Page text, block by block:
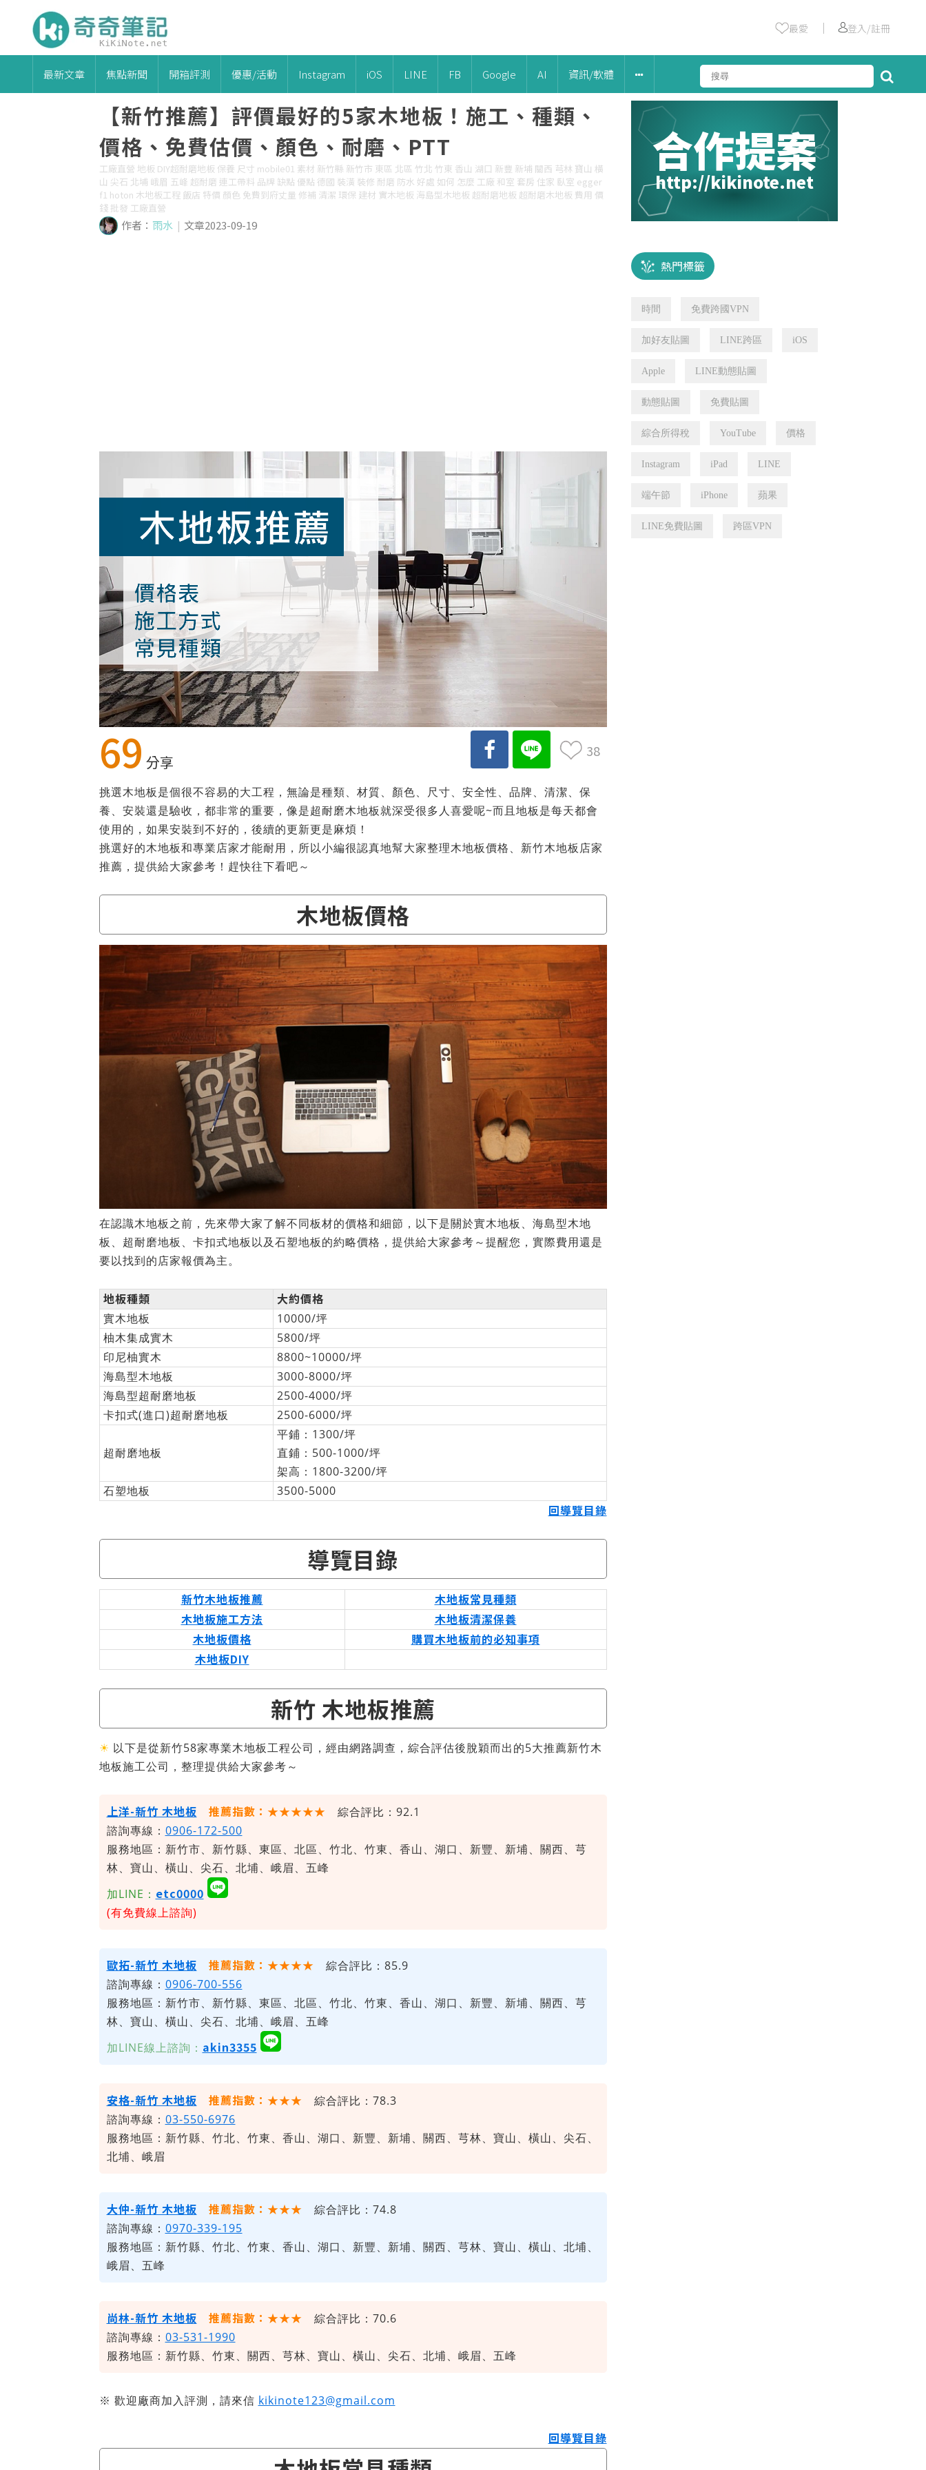
最愛 ｜ 登入/註冊
最新文章 焦點新聞 開箱評測 優惠/活動 Instagram iOS LINE FB Google AI 資訊/軟體
合作提案
http://kikinote.net
熱門標籤
時間 免費跨國VPN
加好友貼圖 LINE跨區 iOS
Apple LINE動態貼圖
動態貼圖 免費貼圖
綜合所得稅 YouTube 價格
Instagram iPad LINE
端午節 iPhone 蘋果
LINE免費貼圖 跨區VPN
【新竹推薦】評價最好的5家木地板！施工、種類、
價格、免費估價、顏色、耐磨、PTT
工廠直營 地板 DIY超耐磨地板 保養 尺寸 mobile01 素材 新竹縣 新竹市 東區 北區 竹北 竹東 香山 湖口 新豐 新埔 關西 芎林 寶山 橫
山 尖石 北埔 峨眉 五峰 超耐磨 連工帶料 品牌 缺點 優點 德國 裝潢 裝修 耐磨 防水 好處 如何 怎麼 工廠 和室 套房 住家 臥室 egger
f1 hoton 木地板工程 飯店 特價 顏色 免費到府丈量 修補 清潔 環保 建材 實木地板 海島型木地板 超耐磨地板 超耐磨木地板 費用 價
錢 批發 工廠直營
作者： 雨水 | 文章2023-09-19
69 分享
38
挑選木地板是個很不容易的大工程，無論是種類、材質、顏色、尺寸、安全性、品牌、清潔、保
養、安裝還是驗收，都非常的重要，像是超耐磨木地板就深受很多人喜愛呢~而且地板是每天都會
使用的，如果安裝到不好的，後續的更新更是麻煩！
挑選好的木地板和專業店家才能耐用，所以小編很認真地幫大家整理木地板價格、新竹木地板店家
推薦，提供給大家參考！趕快往下看吧～
木地板價格
在認識木地板之前，先來帶大家了解不同板材的價格和細節，以下是關於實木地板、海島型木地
板、超耐磨地板、卡扣式地板以及石塑地板的約略價格，提供給大家參考～提醒您，實際費用還是
要以找到的店家報價為主。
地板種類 大約價格
實木地板
10000/坪
柚木集成實木
5800/坪
印尼柚實木
8800~10000/坪
海島型木地板
3000-8000/坪
海島型超耐磨地板
2500-4000/坪
卡扣式(進口)超耐磨地板
2500-6000/坪
超耐磨地板
平鋪：1300/坪
直鋪：500-1000/坪
架高：1800-3200/坪
石塑地板
3500-5000
回導覽目錄
導覽目錄
新竹木地板推薦
木地板常見種類
木地板施工方法
木地板清潔保養
木地板價格
購買木地板前的必知事項
木地板DIY
新竹 木地板推薦
☀ 以下是從新竹58家專業木地板工程公司，經由網路調查，綜合評估後脫穎而出的5大推薦新竹木
地板施工公司，整理提供給大家參考～
上洋-新竹 木地板 推薦指數：★★★★★ 綜合評比：92.1
諮詢專線： 0906-172-500
服務地區：新竹市、新竹縣、東區、北區、竹北、竹東、香山、湖口、新豐、新埔、關西、芎
林、寶山、橫山、尖石、北埔、峨眉、五峰
加LINE： etc0000
(有免費線上諮詢)
歐拓-新竹 木地板 推薦指數：★★★★ 綜合評比：85.9
諮詢專線： 0906-700-556
服務地區：新竹市、新竹縣、東區、北區、竹北、竹東、香山、湖口、新豐、新埔、關西、芎
林、寶山、橫山、尖石、北埔、峨眉、五峰
加LINE線上諮詢： akin3355
安格-新竹 木地板 推薦指數：★★★ 綜合評比：78.3
諮詢專線： 03-550-6976
服務地區：新竹縣、竹北、竹東、香山、湖口、新豐、新埔、關西、芎林、寶山、橫山、尖石、
北埔、峨眉
大仲-新竹 木地板 推薦指數：★★★ 綜合評比：74.8
諮詢專線： 0970-339-195
服務地區：新竹縣、竹北、竹東、香山、湖口、新豐、新埔、關西、芎林、寶山、橫山、北埔、
峨眉、五峰
尚林-新竹 木地板 推薦指數：★★★ 綜合評比：70.6
諮詢專線： 03-531-1990
服務地區：新竹縣、竹東、關西、芎林、寶山、橫山、尖石、北埔、峨眉、五峰
※ 歡迎廠商加入評測，請來信 kikinote123@gmail.com
回導覽目錄